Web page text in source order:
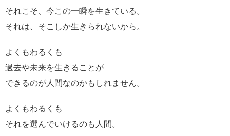
それこそ、今この一瞬を生きている。
それは、そこしか生きられないから。
よくもわるくも
過去や未来を生きることが
できるのが人間なのかもしれません。
よくもわるくも
それを選んでいけるのも人間。